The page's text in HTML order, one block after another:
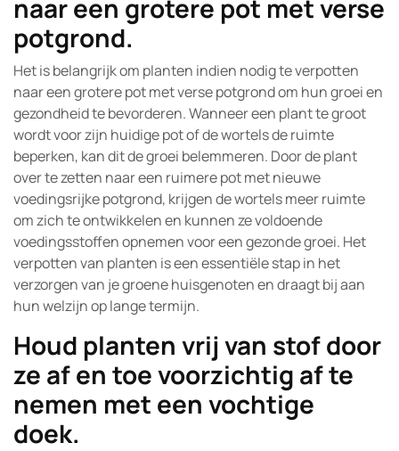
naar een grotere pot met verse
potgrond.
Het is belangrijk om planten indien nodig te verpotten
naar een grotere pot met verse potgrond om hun groei en
gezondheid te bevorderen. Wanneer een plant te groot
wordt voor zijn huidige pot of de wortels de ruimte
beperken, kan dit de groei belemmeren. Door de plant
over te zetten naar een ruimere pot met nieuwe
voedingsrijke potgrond, krijgen de wortels meer ruimte
om zich te ontwikkelen en kunnen ze voldoende
voedingsstoffen opnemen voor een gezonde groei. Het
verpotten van planten is een essentiële stap in het
verzorgen van je groene huisgenoten en draagt bij aan
hun welzijn op lange termijn.
Houd planten vrij van stof door
ze af en toe voorzichtig af te
nemen met een vochtige
doek.